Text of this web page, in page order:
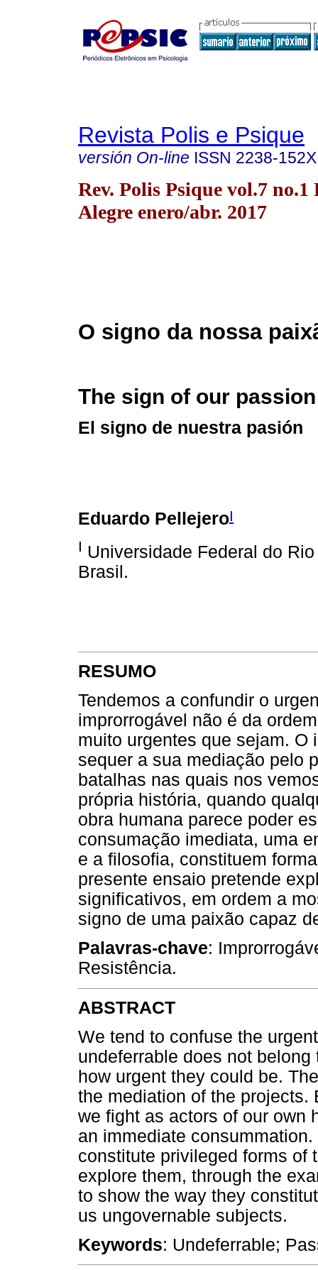
Revista Polis e Psique
versión On-line ISSN 2238-152X
Rev. Polis Psique vol.7 no.1
Alegre enero/abr. 2017
O signo da nossa
The sign of our passion
El signo de nuestra pasión
Eduardo PellejeroI
I Universidade Federal do
Brasil.
RESUMO
Tendemos a confundir o
improrrogável não é da
muito urgentes que sejam. O
sequer a sua mediação pelo
batalhas nas quais nos
própria história, quando
obra humana parece poder
consumação imediata, uma
e a filosofia, constituem
presente ensaio pretende
significativos, em ordem a
signo de uma paixão capaz
Palavras-chave:
Resistência.
ABSTRACT
We tend to confuse the
undeferrable does not
how urgent they could be.
the mediation of the projects.
we fight as actors of our own
an immediate
constitute privileged forms of
explore them, through the
to show the way they
us ungovernable subjects.
Keywords: Undeferrable;